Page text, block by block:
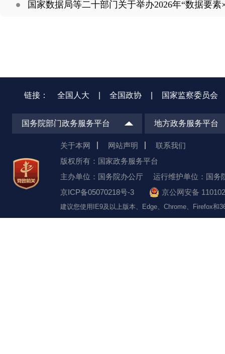
链接： 全国人大 全国政协 国家监察委员会
国务院部门政务服务平台 地方政务服务平台
关于本网 网站声明
联系我们
版权所有：国家政务服务平台
主办单位：国务院办公厅
运行维护单位：国务
京ICP备05070218号-3
京公网安备
建议您使用IE9及以上版本、Edge、Chrome、Firefox和